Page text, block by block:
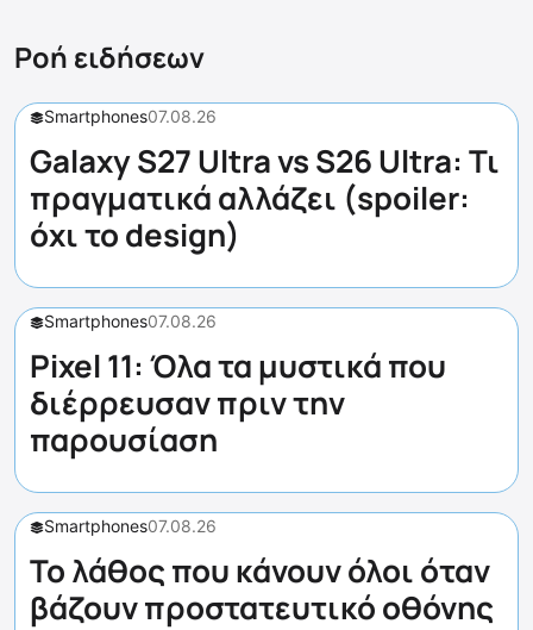
Ροή ειδήσεων
Smartphones07.08.26
Galaxy S27 Ultra vs S26 Ultra: Τι
πραγματικά αλλάζει (spoiler:
όχι το design)
Smartphones07.08.26
Pixel 11: Όλα τα μυστικά που
διέρρευσαν πριν την
παρουσίαση
Smartphones07.08.26
Το λάθος που κάνουν όλοι όταν
βάζουν προστατευτικό οθόνης